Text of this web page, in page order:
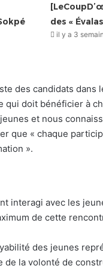
des «
il y a 3
des candidats
qui doit bénéficier à
et nous
que « chaque
».
interagi avec les
de cette
des jeunes
de la volonté de